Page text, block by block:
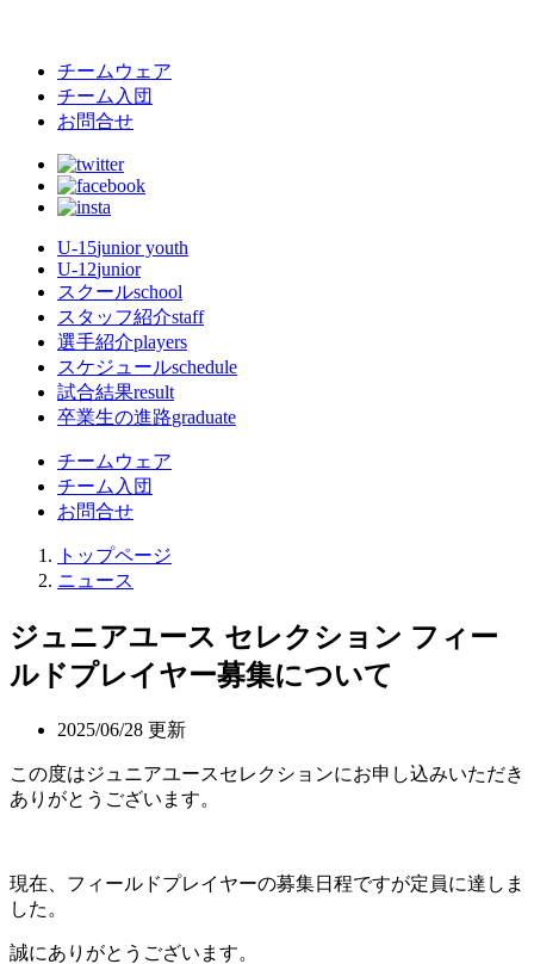
チームウェア
チーム入団
お問合せ
U-15junior youth
U-12junior
スクールschool
スタッフ紹介staff
選手紹介players
スケジュールschedule
試合結果result
卒業生の進路graduate
チームウェア
チーム入団
お問合せ
トップページ
ニュース
ジュニアユース セレクション フィー
ルドプレイヤー募集について
2025/06/28 更新
この度はジュニアユースセレクションにお申し込みいただき
ありがとうございます。
現在、フィールドプレイヤーの募集日程ですが定員に達しま
した。
誠にありがとうございます。